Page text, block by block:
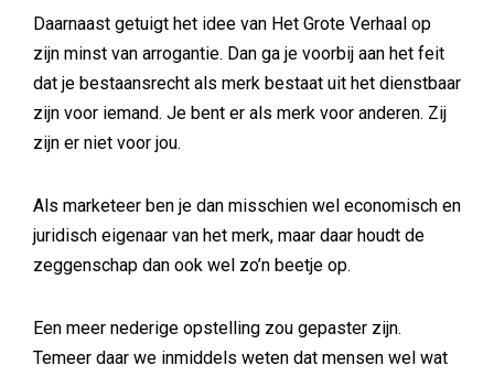
Daarnaast getuigt het idee van Het Grote Verhaal op
zijn minst van arrogantie. Dan ga je voorbij aan het feit
dat je bestaansrecht als merk bestaat uit het dienstbaar
zijn voor iemand. Je bent er als merk voor anderen. Zij
zijn er niet voor jou.
Als marketeer ben je dan misschien wel economisch en
juridisch eigenaar van het merk, maar daar houdt de
zeggenschap dan ook wel zo’n beetje op.
Een meer nederige opstelling zou gepaster zijn.
Temeer daar we inmiddels weten dat mensen wel wat